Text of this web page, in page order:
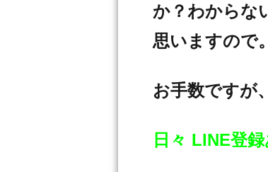
か？わからな
思いますので。
お手数ですが
日々 LINE登